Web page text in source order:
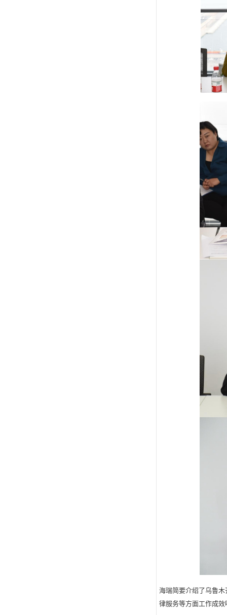
海瑞简要介绍了乌鲁
律服务等方面工作成